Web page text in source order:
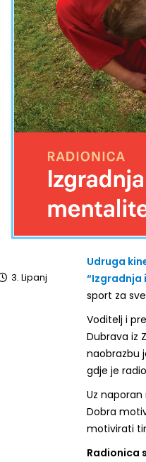
Udruga
“Izgradnja
sport za
Voditelj i
Dubrava iz
naobrazbu
gdje je
Uz
Dobra
motivirati
Radionica
3. Lipanj